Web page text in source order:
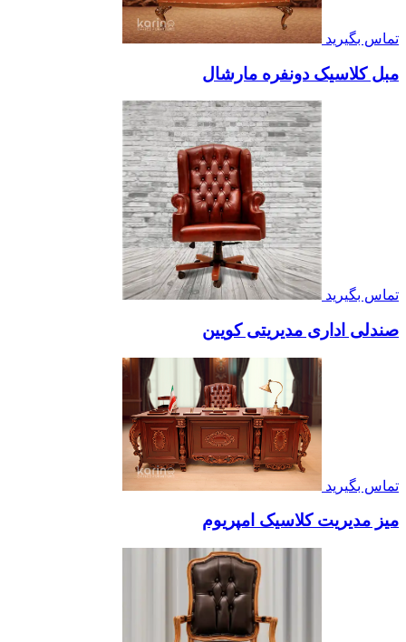
تماس بگیرید
مبل کلاسیک دونفره مارشال
تماس بگیرید
صندلی اداری مدیریتی کویین
تماس بگیرید
میز مدیریت کلاسیک امپریوم